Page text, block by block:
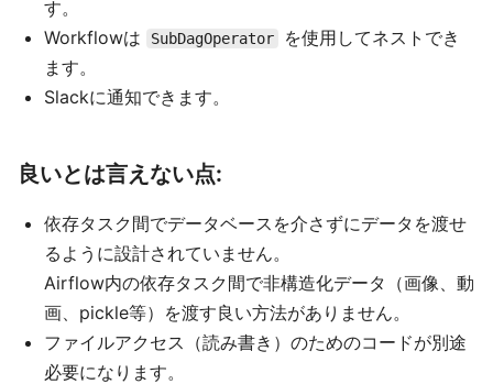
す。
Workflowは
SubDagOperator
を使用してネストでき
ます。
Slackに通知できます。
良いとは言えない点:
依存タスク間でデータベースを介さずにデータを渡せ
るように設計されていません。
Airflow内の依存タスク間で非構造化データ（画像、動
画、pickle等）を渡す良い方法がありません。
ファイルアクセス（読み書き）のためのコードが別途
必要になります。